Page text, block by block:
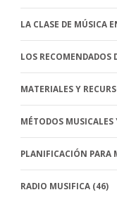
LA CLASE DE MÚSICA
LOS RECOMENDADOS
MATERIALES Y
MÉTODOS
PLANIFICACIÓN PARA
RADIO MUSIFICA (46)